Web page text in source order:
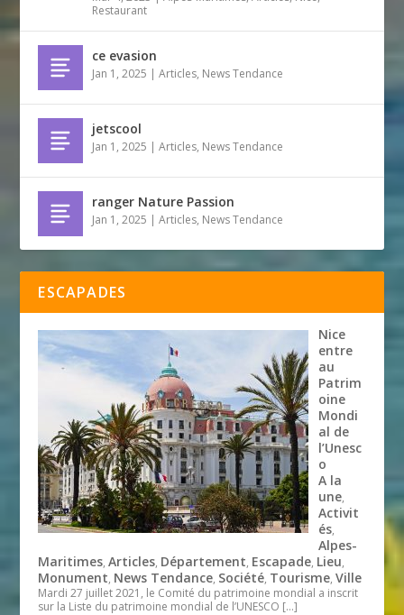
Restaurant
ce evasion
Jan 1, 2025 |Articles, News Tendance
jetscool
Jan 1, 2025 |Articles, News Tendance
ranger Nature Passion
Jan 1, 2025 |Articles, News Tendance
ESCAPADES
Nice
entre
au
Patrim
oine
Mondi
al de
l’Unesc
o
A la
une,
Activit
és,
Alpes-
Maritimes,Articles, Département, Escapade, Lieu,
Monument, News Tendance, Société, Tourisme,Ville
Mardi 27 juillet 2021, le Comité du patrimoine mondial a inscrit
sur la Liste du patrimoine mondial de l’UNESCO […]